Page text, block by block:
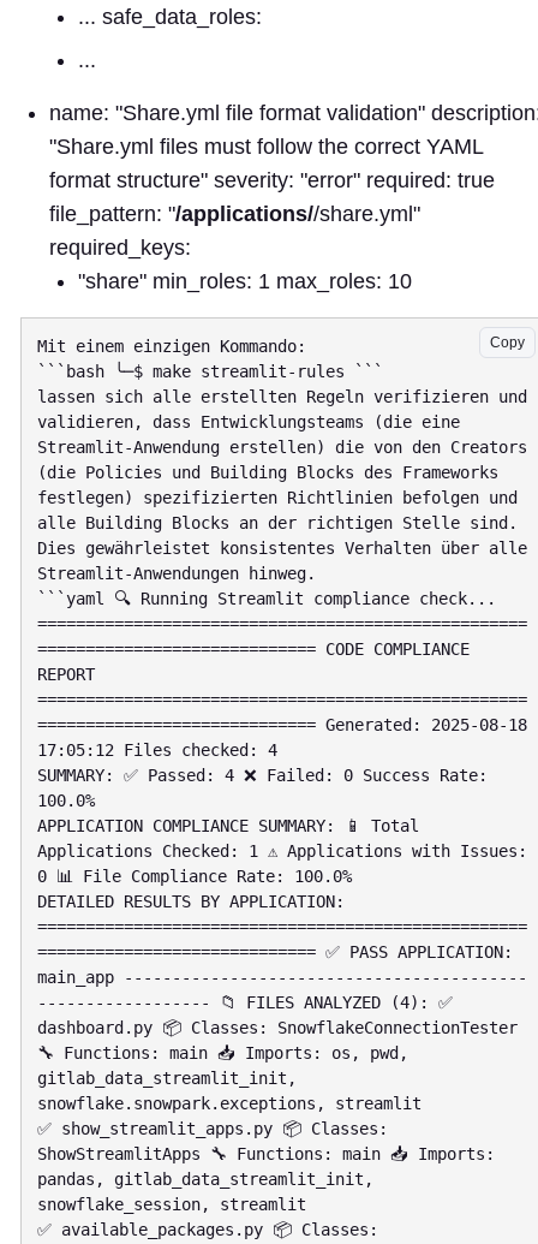
... safe_data_roles:
...
name: "Share.yml file format validation"
"Share.yml files must follow the correct YAML
format structure" severity: "error" required: true
file_pattern: "/applications//share.yml"
required_keys:
"share" min_roles: 1 max_roles: 10
Copy
Mit einem einzigen Kommando:
```bash ╰─$ make streamlit-rules ```
lassen sich alle erstellten Regeln verifizieren und
validieren, dass Entwicklungsteams (die eine
Streamlit-Anwendung erstellen) die von den Creators
(die Policies und Building Blocks des Frameworks
festlegen) spezifizierten Richtlinien befolgen und
alle Building Blocks an der richtigen Stelle sind.
Dies gewährleistet konsistentes Verhalten über alle
Streamlit-Anwendungen hinweg.
```yaml 🔍 Running Streamlit compliance check...
===================================================
============================= CODE COMPLIANCE
REPORT
===================================================
============================= Generated: 2025-08-18
17:05:12 Files checked: 4
SUMMARY: ✅ Passed: 4 ❌ Failed: 0 Success Rate:
100.0%
APPLICATION COMPLIANCE SUMMARY: 📱 Total
Applications Checked: 1 ⚠️ Applications with Issues:
0 📊 File Compliance Rate: 100.0%
DETAILED RESULTS BY APPLICATION:
===================================================
============================= ✅ PASS APPLICATION:
main_app ------------------------------------------
------------------ 📁 FILES ANALYZED (4): ✅
dashboard.py 📦 Classes: SnowflakeConnectionTester
🔧 Functions: main 📥 Imports: os, pwd,
gitlab_data_streamlit_init,
snowflake.snowpark.exceptions, streamlit
✅ show_streamlit_apps.py 📦 Classes:
ShowStreamlitApps 🔧 Functions: main 📥 Imports:
pandas, gitlab_data_streamlit_init,
snowflake_session, streamlit
✅ available_packages.py 📦 Classes: